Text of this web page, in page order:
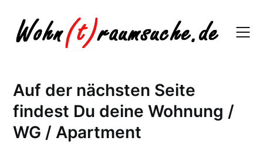
content
Auf der nächsten Seite
findest Du deine Wohnung /
WG / Apartment